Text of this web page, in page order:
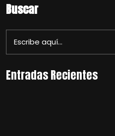
Buscar
Entradas Recientes